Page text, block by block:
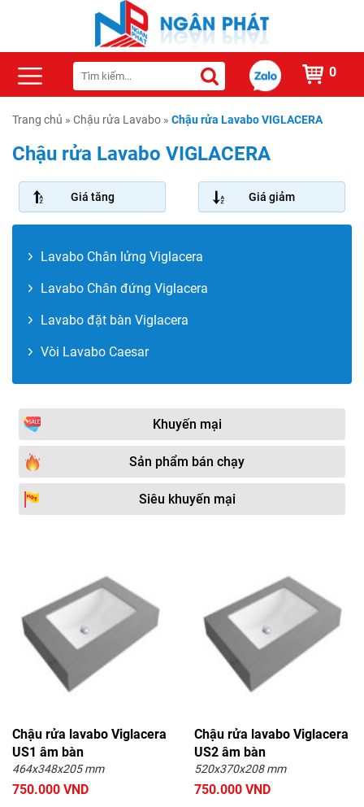
0
Trang chủ » Chậu rửa Lavabo » Chậu rửa Lavabo VIGLACERA
Chậu rửa Lavabo VIGLACERA
Giá tăng Giá giảm
Lavabo Chân lửng Viglacera
Lavabo Chân đứng Viglacera
Lavabo đặt bàn Viglacera
Vòi Lavabo Caesar
Khuyến mại
Sản phẩm bán chạy
Siêu khuyến mại
Chậu rửa lavabo Viglacera
US1 âm bàn
464x348x205 mm
750.000 VND
Chậu rửa lavabo Viglacera
US2 âm bàn
520x370x208 mm
750.000 VND